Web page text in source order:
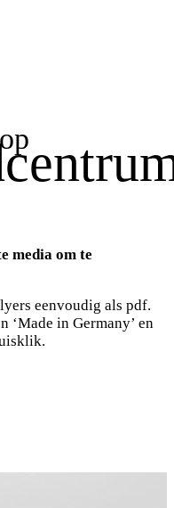
media om te
eenvoudig als pdf.
‘Made in Germany’ en